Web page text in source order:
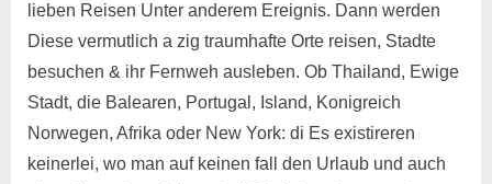
lieben Reisen Unter anderem Ereignis. Dann werden
Diese vermutlich a zig traumhafte Orte reisen, Stadte
besuchen & ihr Fernweh ausleben. Ob Thailand, Ewige
Stadt, die Balearen, Portugal, Island, Konigreich
Norwegen, Afrika oder New York: di Es existireren
keinerlei, wo man auf keinen fall den Urlaub und auch